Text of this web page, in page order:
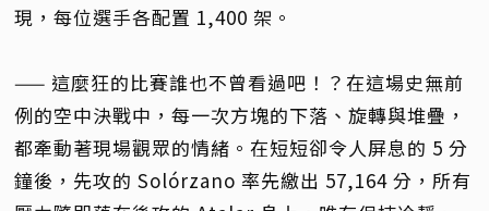
現，每位選手各配置 1,400 架。
—— 這麼狂的比賽誰也不曾看過吧！？在這場史無前
例的空中決戰中，每一次方塊的下落、旋轉與堆疊，
都牽動著現場觀眾的情緒。在短短卻令人屏息的 5 分
鐘後，先攻的 Solórzano 率先繳出 57,164 分，所有